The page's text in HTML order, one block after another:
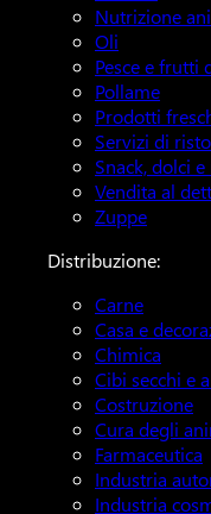
Nutrizione
Oli
Pesce e frutti
Pollame
Prodotti
Servizi di
Snack, dolci e
Vendita al
Zuppe
Distribuzione:
Carne
Casa e
Chimica
Cibi secchi e
Costruzione
Cura degli
Farmaceutica
Industria
Industria